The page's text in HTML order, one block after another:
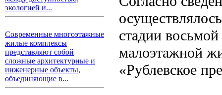
экологией и...
Современные многоэтажные
жилые комплексы
представляют собой
сложные архитектурные и
инженерные объекты,
объединяющие в...
стадии восьмой
малоэтажной
«Рублевское